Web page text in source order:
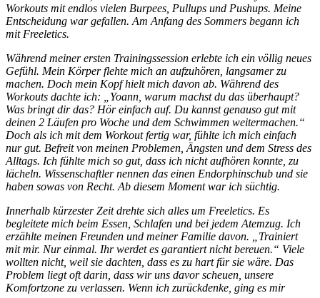
Workouts mit endlos vielen Burpees, Pullups und Pushups. Meine
Entscheidung war gefallen. Am Anfang des Sommers begann ich
mit Freeletics.
Während meiner ersten Trainingssession erlebte ich ein völlig neues
Gefühl. Mein Körper flehte mich an aufzuhören, langsamer zu
machen. Doch mein Kopf hielt mich davon ab. Während des
Workouts dachte ich: „Yoann, warum machst du das überhaupt?
Was bringt dir das? Hör einfach auf. Du kannst genauso gut mit
deinen 2 Läufen pro Woche und dem Schwimmen weitermachen.“
Doch als ich mit dem Workout fertig war, fühlte ich mich einfach
nur gut. Befreit von meinen Problemen, Ängsten und dem Stress des
Alltags. Ich fühlte mich so gut, dass ich nicht aufhören konnte, zu
lächeln. Wissenschaftler nennen das einen Endorphinschub und sie
haben sowas von Recht. Ab diesem Moment war ich süchtig.
Innerhalb kürzester Zeit drehte sich alles um Freeletics. Es
begleitete mich beim Essen, Schlafen und bei jedem Atemzug. Ich
erzählte meinen Freunden und meiner Familie davon. „Trainiert
mit mir. Nur einmal. Ihr werdet es garantiert nicht bereuen.“ Viele
wollten nicht, weil sie dachten, dass es zu hart für sie wäre. Das
Problem liegt oft darin, dass wir uns davor scheuen, unsere
Komfortzone zu verlassen. Wenn ich zurückdenke, ging es mir